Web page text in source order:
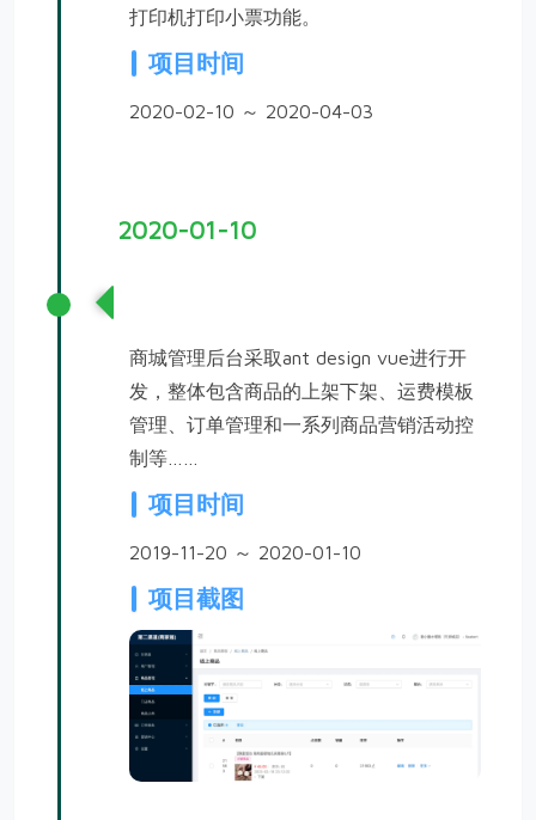
打印机打印小票功能。
项目时间
2020-02-10 ～ 2020-04-03
2020-01-10
商城管理后台采取ant design vue进行开
发，整体包含商品的上架下架、运费模板
管理、订单管理和一系列商品营销活动控
制等……
项目时间
2019-11-20 ～ 2020-01-10
项目截图